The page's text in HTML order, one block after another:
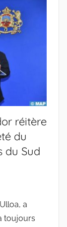
réitère
du
du Sud
a
toujours